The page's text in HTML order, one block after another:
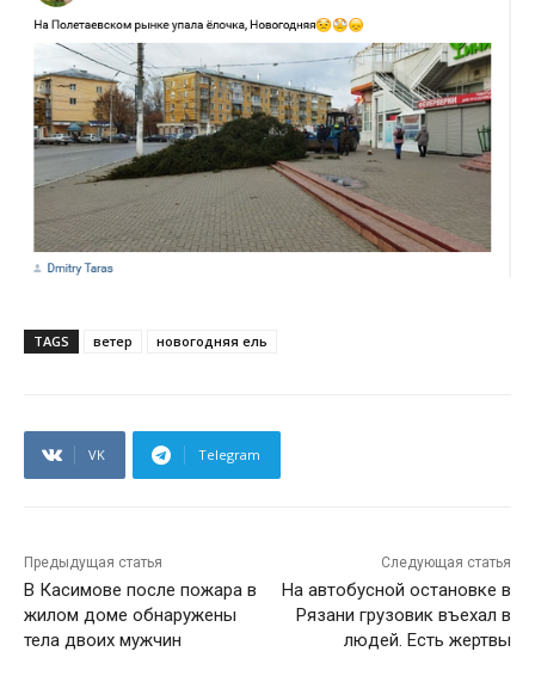
TAGS ветер новогодняя ель
VK Telegram
Предыдущая статья
В Касимове после пожара в
жилом доме обнаружены
тела двоих мужчин
Следующая статья
На автобусной остановке в
Рязани грузовик въехал в
людей. Есть жертвы